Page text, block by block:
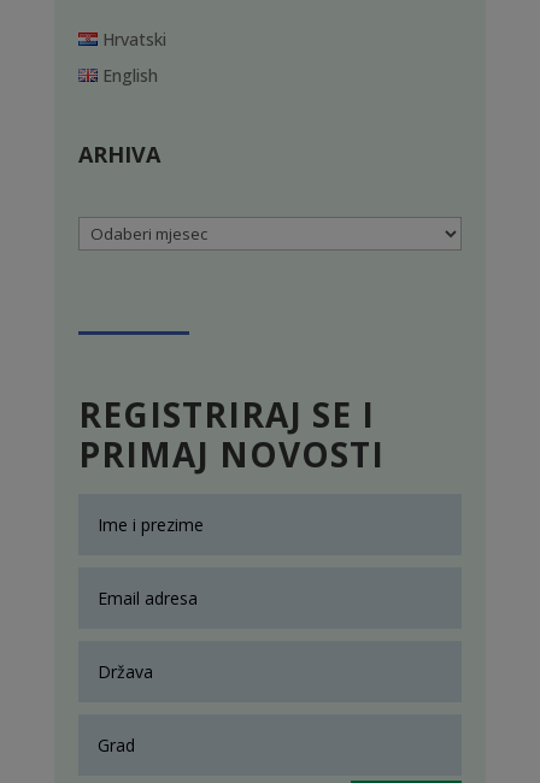
Hrvatski
English
ARHIVA
Arhiva
REGISTRIRAJ SE I
PRIMAJ NOVOSTI